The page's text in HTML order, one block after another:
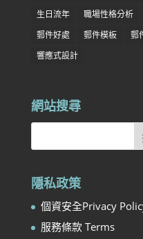
生日流年
職場性格分析
郵件好處
郵件模板 郵
響應式設計
網站搜尋
隱私政策
個資安全Privacy
服務條款 Terms